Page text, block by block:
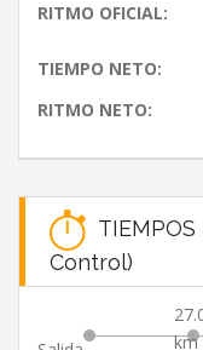
RITMO OFICIAL:
TIEMPO NETO:
RITMO NETO:
TIEMPOS
Control)
km